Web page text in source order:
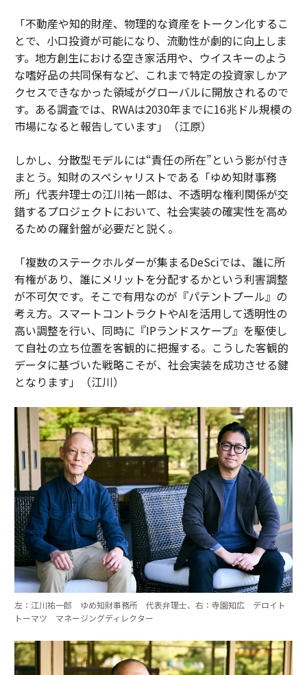
「不動産や知的財産、物理的な資産をトークン化するこ
とで、小口投資が可能になり、流動性が劇的に向上しま
す。地方創生における空き家活用や、ウイスキーのよう
な嗜好品の共同保有など、これまで特定の投資家しかア
クセスできなかった領域がグローバルに開放されるので
す。ある調査では、RWAは2030年までに16兆ドル規模の
市場になると報告しています」（江原）
しかし、分散型モデルには“責任の所在”という影が付き
まとう。知財のスペシャリストである「ゆめ知財事務
所」代表弁理士の江川祐一郎は、不透明な権利関係が交
錯するプロジェクトにおいて、社会実装の確実性を高め
るための羅針盤が必要だと説く。
「複数のステークホルダーが集まるDeSciでは、誰に所
有権があり、誰にメリットを分配するかという利害調整
が不可欠です。そこで有用なのが『パテントプール』の
考え方。スマートコントラクトやAIを活用して透明性の
高い調整を行い、同時に『IPランドスケープ』を駆使し
て自社の立ち位置を客観的に把握する。こうした客観的
データに基づいた戦略こそが、社会実装を成功させる鍵
となります」（江川）
左：江川祐一郎 ゆめ知財事務所 代表弁理士、右：寺園知広 デロイト
トーマツ マネージングディレクター